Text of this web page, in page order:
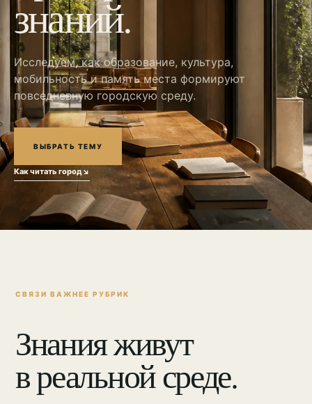
знаний.
Исследуем, как образование, культура,
мобильность и память места формируют
повседневную городскую среду.
ВЫБРАТЬ ТЕМУ
Как читать город↘
СВЯЗИ ВАЖНЕЕ РУБРИК
Знания живут
в реальной среде.